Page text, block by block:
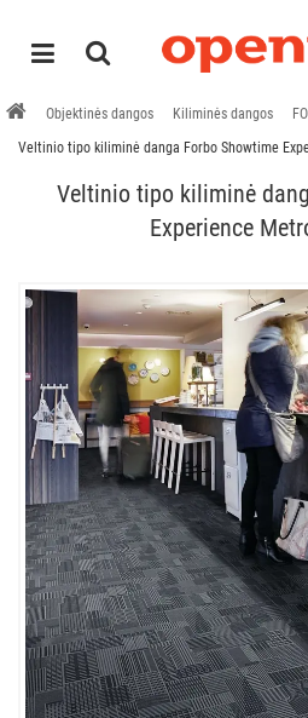
Objektinės dangos Kiliminės dangos
Veltinio tipo kiliminė danga Forbo Showtime
Veltinio tipo kiliminė
Experience